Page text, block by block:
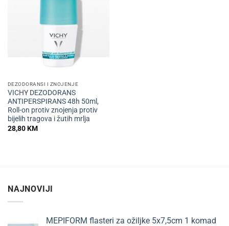
DEZODORANSI I ZNOJENJE
VICHY DEZODORANS
ANTIPERSPIRANS 48h 50ml,
Roll-on protiv znojenja protiv
bijelih tragova i žutih mrlja
28,80KM
NAJNOVIJI
MEPIFORM flasteri za ožiljke 5x7,5cm 1 komad